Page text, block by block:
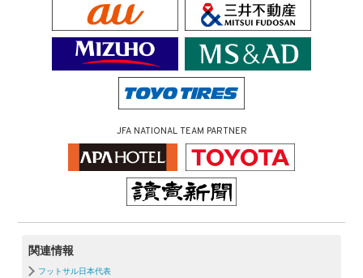
JFA NATIONAL TEAM PARTNER
関連情報
フットサル日本代表